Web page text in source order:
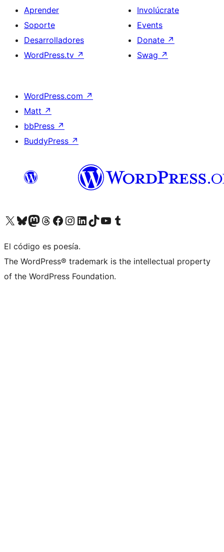
Aprender
Soporte
Desarrolladores
WordPress.tv ↗
Involúcrate
Events
Donate ↗
Swag ↗
WordPress.com ↗
Matt ↗
bbPress ↗
BuddyPress ↗
Visit our X (formerly Twitter) account
Visit our Bluesky account
Visit our Mastodon account
Visit our Threads account
Visita nuestra página de Facebook
Visita nuestra cuenta de Instagram
Visita nuestra cuenta de LinkedIn
Visit our TikTok account
Visita nuestro canal de YouTube
Visit our Tumblr account
El código es poesía.
The WordPress® trademark is the intellectual property
of the WordPress Foundation.